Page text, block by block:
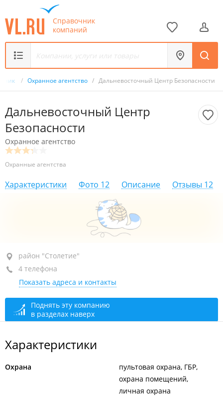
Справочник
компаний
/ Охранное агентство / Дальневосточный Центр Безопасности
Дальневосточный Центр
Безопасности
Охранное агентство
Охранные агентства
Характеристики Фото 12 Описание Отзывы 12
район "Столетие", ул. Фирсова, 3
+7 908 993-93-56
+7 908 992-13-51менеджер по подбору персонала
+7 908 992-07-22 отдел продаж
+7 962 338-16-08бухгалтерия
Оперативный дежурный
район "Столетие"
4 телефона
Показать адреса и контакты
Поднять эту компанию
в разделах наверх
Характеристики
Охрана
пультовая охрана, ГБР
охрана помещений
личная охрана